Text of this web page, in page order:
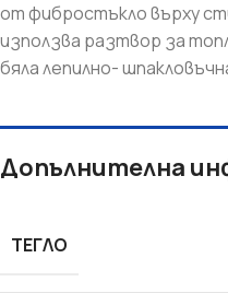
от фибростъкло върху
използва разтвор за
бяла лепилно-
Допълнителна
ТЕГЛО